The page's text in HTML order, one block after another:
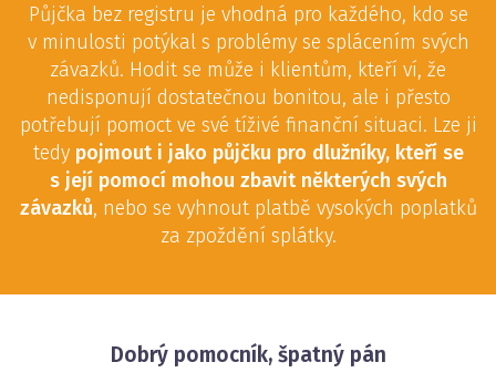
Půjčka bez registru je vhodná pro každého, kdo se
v minulosti potýkal s problémy se splácením svých
závazků. Hodit se může i klientům, kteří ví, že
nedisponují dostatečnou bonitou, ale i přesto
potřebují pomoct ve své tíživé finanční situaci. Lze ji
tedy pojmout i jako půjčku pro dlužníky, kteří se
s její pomocí mohou zbavit některých svých
závazků, nebo se vyhnout platbě vysokých poplatků
za zpoždění splátky.
Dobrý pomocník, špatný pán